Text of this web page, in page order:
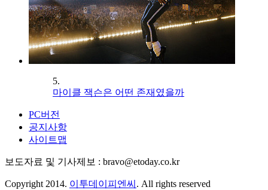
5.
마이클 잭슨은 어떤 존재였을까
PC버전
공지사항
사이트맵
보도자료 및 기사제보 : bravo@etoday.co.kr
Copyright 2014. 이투데이피엔씨 . All rights reserved